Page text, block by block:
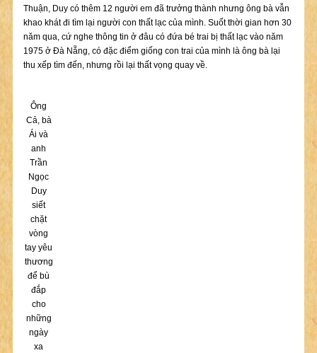
Thuận, Duy có thêm 12 người em đã trưởng thành nhưng ông bà vẫn
khao khát đi tìm lại người con thất lạc của mình. Suốt thời gian hơn 30
năm qua, cứ nghe thông tin ở đâu có đứa bé trai bị thất lạc vào năm
1975 ở Đà Nẵng, có đặc điểm giống con trai của mình là ông bà lại
thu xếp tìm đến, nhưng rồi lại thất vọng quay về.
Ông
Cả, bà
Ái và
anh
Trần
Ngọc
Duy
siết
chặt
vòng
tay yêu
thương
để bù
đắp
cho
những
ngày
xa